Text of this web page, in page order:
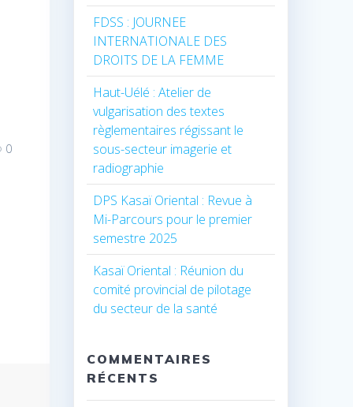
0
FDSS : JOURNEE
INTERNATIONALE DES
DROITS DE LA FEMME
Haut-Uélé : Atelier de
vulgarisation des textes
règlementaires régissant le
sous-secteur imagerie et
radiographie
DPS Kasaï Oriental : Revue à
Mi-Parcours pour le premier
semestre 2025
Kasaï Oriental : Réunion du
comité provincial de pilotage
du secteur de la santé
COMMENTAIRES
RÉCENTS